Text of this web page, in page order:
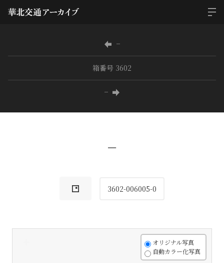
−
箱番号 3602
−
−
3602-006005-0
オリジナル写真
自動カラー化写真